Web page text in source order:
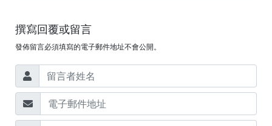
撰寫回覆或留言
發佈留言必須填寫的電子郵件地址不會公開。